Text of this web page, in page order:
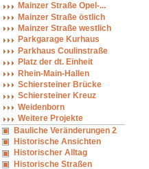
Mainzer Straße Opel-...
Mainzer Straße östlich
Mainzer Straße westlich
Parkgarage Kurhaus
Parkhaus Coulinstraße
Platz der dt. Einheit
Rhein-Main-Hallen
Schiersteiner Brücke
Schiersteiner Kreuz
Weidenborn
Weitere Projekte
Bauliche Veränderungen 2
Historische Ansichten
Historischer Alltag
Historische Straßen